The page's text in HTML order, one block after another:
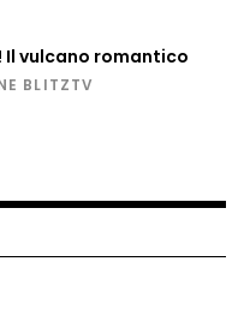
in Guatemala,
fiumi congelati e navi
Il vulcano romantico
BLITZTV